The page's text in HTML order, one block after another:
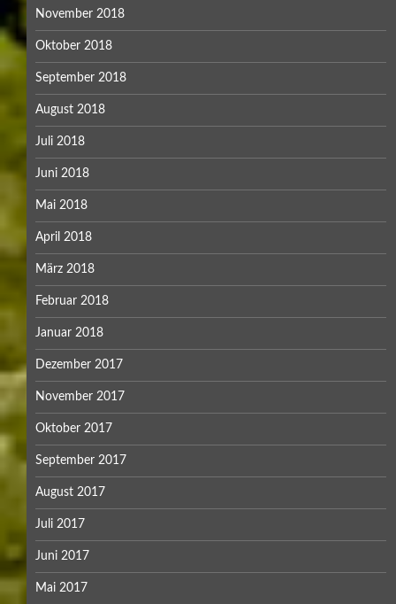
November 2018
Oktober 2018
September 2018
August 2018
Juli 2018
Juni 2018
Mai 2018
April 2018
März 2018
Februar 2018
Januar 2018
Dezember 2017
November 2017
Oktober 2017
September 2017
August 2017
Juli 2017
Juni 2017
Mai 2017